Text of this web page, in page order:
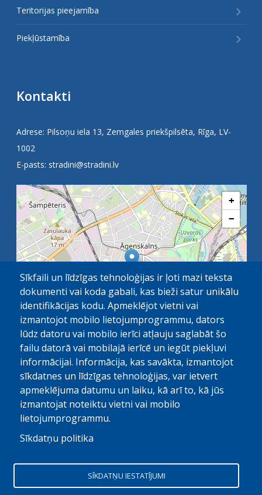
Teritorijas pieejamība
Piekļūstamība
Kontakti
Adrese: Pilsoņu iela 13, Zemgales priekšpilsēta, Rīga, LV-
1002
E-pasts: stradini@stradini.lv
+
−
1 km OpenStreetMap contributors
Visas tiesības aizsargātas. Pārpublicēšanas gadijumā atsauce
Sīkfaili un līdzīgas tehnoloģijas ir ļoti mazi teksta
dokumenti vai koda gabali, kas bieži satur unikālu
identifikācijas kodu. Apmeklējot vietni vai
izmantojot mobilo lietojumprogrammu, dators
lūdz datoru vai mobilo ierīci atļauju saglabāt šo
failu datorā vai mobilajā ierīcē un iegūt piekļuvi
informācijai. Informācija, kas savākta, izmantojot
sīkdatnes un līdzīgas tehnoloģijas, var ietvert
apmeklējuma datumu un laiku, kā arī to, kā jūs
izmantojat noteiktu vietni vai mobilo
lietojumprogrammu.
Sīkdatņu politika
SĪKDATŅU IESTATĪJUMI